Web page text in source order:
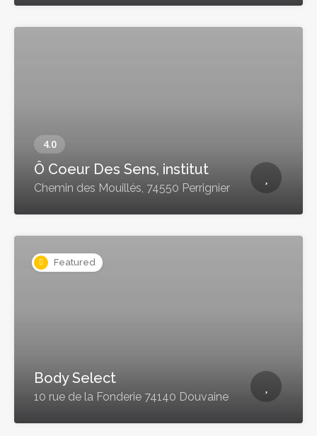
Ô Coeur Des Sens, institut
Chemin des Mouillés, 74550 Perrignier
Featured
Body Select
10 rue de la Fonderie 74140 Douvaine